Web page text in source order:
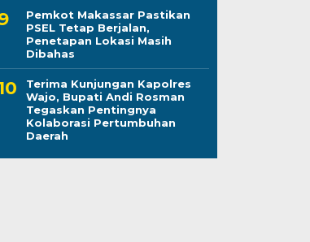
Pemkot Makassar Pastikan
PSEL Tetap Berjalan,
Penetapan Lokasi Masih
Dibahas
Terima Kunjungan Kapolres
Wajo, Bupati Andi Rosman
Tegaskan Pentingnya
Kolaborasi Pertumbuhan
Daerah